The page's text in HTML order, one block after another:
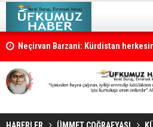
Neçirvan Barzani: Kürdistan
HABERLER ÜMMET COĞRAFYASI